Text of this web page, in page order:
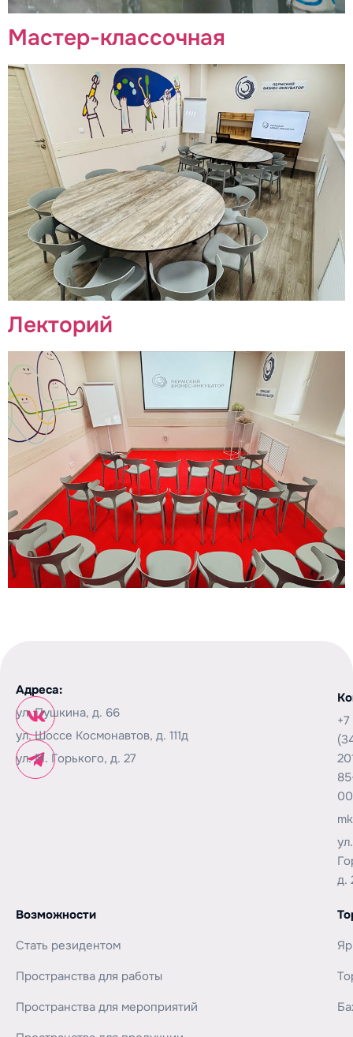
Мастер-классочная
Лекторий
Адреса:
ул. Пушкина, д. 66
ул. Шоссе Космонавтов, д. 111д
ул. М. Горького, д. 27
+7
00
д.
Возможности
Стать резидентом
Пространства для работы
Пространства для мероприятий